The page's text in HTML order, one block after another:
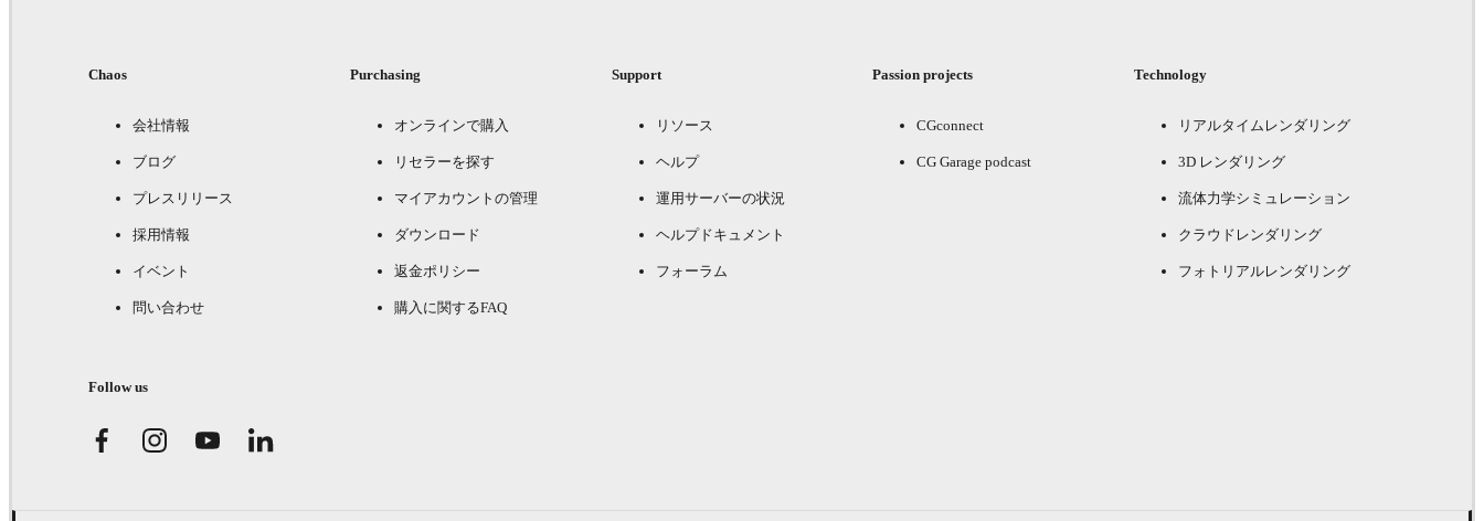
Chaos
会社情報
ブログ
プレスリリース
採用情報
イベント
問い合わせ
Purchasing
オンラインで購入
リセラーを探す
マイアカウントの管理
ダウンロード
返金ポリシー
購入に関するFAQ
Support
リソース
ヘルプ
運用サーバーの状況
ヘルプドキュメント
フォーラム
Passion projects
CGconnect
CG Garage podcast
Technology
リアルタイムレンダリング
3D レンダリング
流体力学シミュレーション
クラウドレンダリング
フォトリアルレンダリング
Follow us